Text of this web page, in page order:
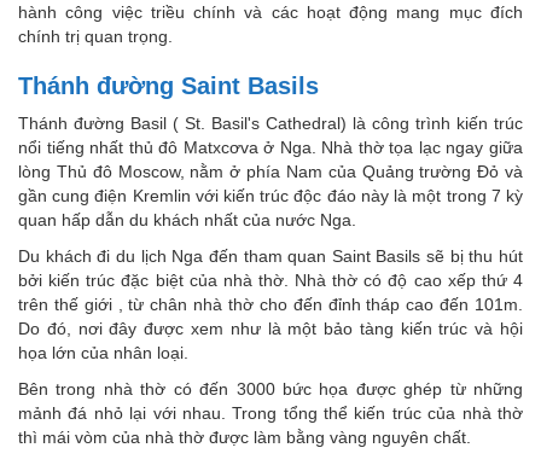
hành công việc triều chính và các hoạt động mang mục đích
chính trị quan trọng.
Thánh đường Saint Basils
Thánh đường Basil ( St. Basil's Cathedral) là công trình kiến trúc
nổi tiếng nhất thủ đô Matxcơva ở Nga. Nhà thờ tọa lạc ngay giữa
lòng Thủ đô Moscow, nằm ở phía Nam của Quảng trường Đỏ và
gần cung điện Kremlin với kiến trúc độc đáo này là một trong 7 kỳ
quan hấp dẫn du khách nhất của nước Nga.
Du khách đi du lịch Nga đến tham quan Saint Basils sẽ bị thu hút
bởi kiến trúc đặc biệt của nhà thờ. Nhà thờ có độ cao xếp thứ 4
trên thế giới , từ chân nhà thờ cho đến đỉnh tháp cao đến 101m.
Do đó, nơi đây được xem như là một bảo tàng kiến trúc và hội
họa lớn của nhân loại.
Bên trong nhà thờ có đến 3000 bức họa được ghép từ những
mảnh đá nhỏ lại với nhau. Trong tổng thể kiến trúc của nhà thờ
thì mái vòm của nhà thờ được làm bằng vàng nguyên chất.